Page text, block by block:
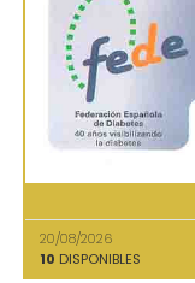
20/08/2026
10 DISPONIBLES